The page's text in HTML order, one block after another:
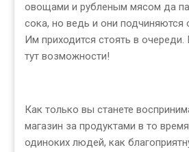
овощами и рубленым мясом да
сока, но ведь и они
Им приходится стоять в очереди.
тут возможности!
Как только вы станете
магазин за продуктами в то
одиноких людей, как